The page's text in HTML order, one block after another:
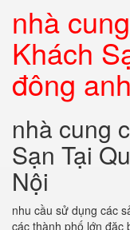
nhà
Khách
đông
nhà cung
Sạn Tại
Nội
nhu cầu sử dụng các
các thành phố lớn đặc